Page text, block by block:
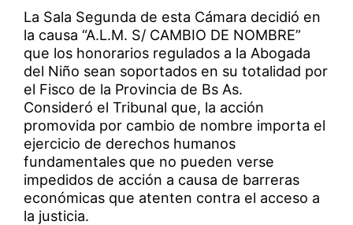
La Sala Segunda de esta Cámara decidió en
la causa “A.L.M. S/ CAMBIO DE NOMBRE”
que los honorarios regulados a la Abogada
del Niño sean soportados en su totalidad por
el Fisco de la Provincia de Bs As.
Consideró el Tribunal que, la acción
promovida por cambio de nombre importa el
ejercicio de derechos humanos
fundamentales que no pueden verse
impedidos de acción a causa de barreras
económicas que atenten contra el acceso a
la justicia.